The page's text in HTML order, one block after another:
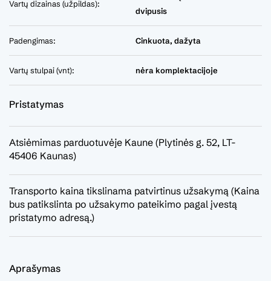
Aprašymas
Vartų dizainas (užpildas):
dvipusis
Padengimas: Cinkuota, dažyta
Vartų stulpai (vnt): nėra komplektacijoje
Pristatymas
Atsiėmimas parduotuvėje Kaune (Plytinės g. 52, LT-
45406 Kaunas)
Transporto kaina tikslinama patvirtinus užsakymą (Kaina
bus patikslinta po užsakymo pateikimo pagal įvestą
pristatymo adresą.)